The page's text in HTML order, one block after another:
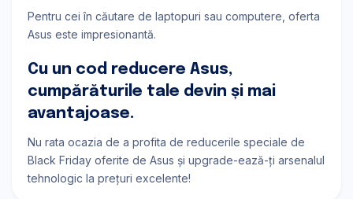
Pentru cei în căutare de laptopuri sau computere, oferta
Asus este impresionantă.
Cu un cod reducere Asus,
cumpărăturile tale devin și mai
avantajoase.
Nu rata ocazia de a profita de reducerile speciale de
Black Friday oferite de Asus și upgrade-ează-ți arsenalul
tehnologic la prețuri excelente!